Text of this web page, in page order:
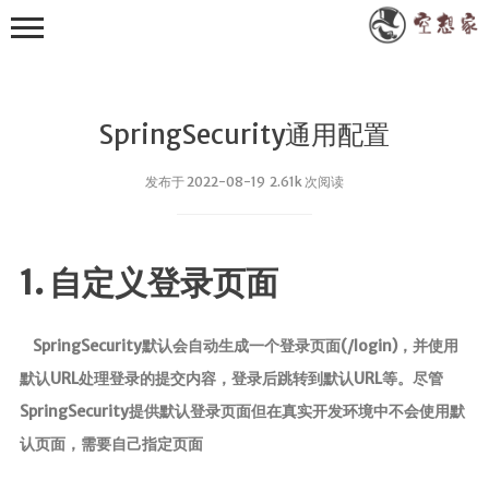
SpringSecurity通用配置
发布于 2022-08-19 2.61k 次阅读
1. 自定义登录页面
SpringSecurity默认会自动生成一个登录页面(/login)，并使用
默认URL处理登录的提交内容，登录后跳转到默认URL等。尽管
SpringSecurity提供默认登录页面但在真实开发环境中不会使用默
认页面，需要自己指定页面
小众技术
WebSocket
Apache POI